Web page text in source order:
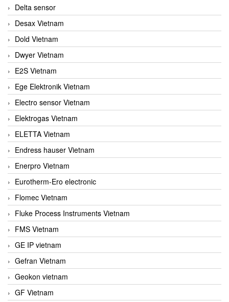
Delta sensor
Desax Vietnam
Dold Vietnam
Dwyer Vietnam
E2S Vietnam
Ege Elektronik Vietnam
Electro sensor Vietnam
Elektrogas Vietnam
ELETTA Vietnam
Endress hauser Vietnam
Enerpro Vietnam
Eurotherm-Ero electronic
Flomec Vietnam
Fluke Process Instruments Vietnam
FMS Vietnam
GE IP vietnam
Gefran Vietnam
Geokon vietnam
GF Vietnam